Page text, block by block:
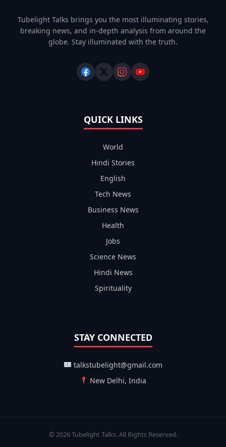
Tubelight Talks brings you the most illuminating stories,
breaking news, and in-depth analysis from around the
globe. Stay illuminated with the truth.
QUICK LINKS
World
Hindi Stories
English
Tech News
Business News
Health
Jobs
Science News
Hindi News
Spirituality
STAY CONNECTED
talkstubelight@gmail.com
New Delhi, India
© 2026 Tubelight Talks. All Rights Reserved.